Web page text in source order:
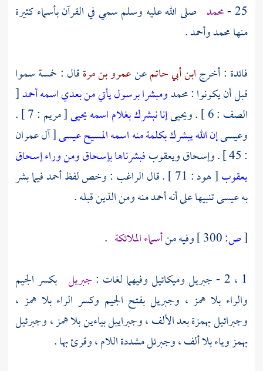
25 - محمد صلى الله عليه وسلم سمي في القرآن بأسماء كثيرة
منهامحمدوأحمد.
فائدة : أخرجابن أبي حاتمعنعمرو بن مرةقال : خمسة سموا
قبل أن يكونوا :محمدومبشرا برسول يأتي من بعدي اسمه أحمد[
الصف : 6 ] .
ويحيىإنا نبشرك بغلام اسمه يحيى[ مريم : 7 ] .
وعيسىإن الله يبشرك بكلمة منه اسمه المسيح عيسى[ آل عمران
: 45 ] .
وإسحاقويعقوبفبشرناها بإسحاق ومن وراء إسحاق
يعقوب[ هود : 71 ] . قال الراغب : وخص لفظأحمدفيما بشر
بهعيسىتنبيها على أنهأحمدمنه ومن الذين قبله .
[ص: وفيه منأسماء الملائكة .
1 ، 2 -
جبريلوميكائيلوفيهما لغات : جبريل بكسر الجيم
والراء بلا همز ، وجبريل بفتح الجيم وكسر الراء بلا همز ،
وجبرائيلبهمزة بعد الألف ،وجبراييلبياءين بلا همز ،وجبرئيل
بهمز وياء بلا ألف ،وجبرئلمشددة اللام ، وقرئ بها .